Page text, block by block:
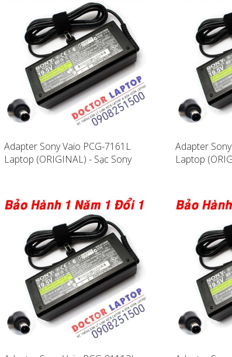
Adapter Sony Vaio PCG-7161L
Laptop (ORIGINAL) - Sạc Sony
Adapter
Laptop